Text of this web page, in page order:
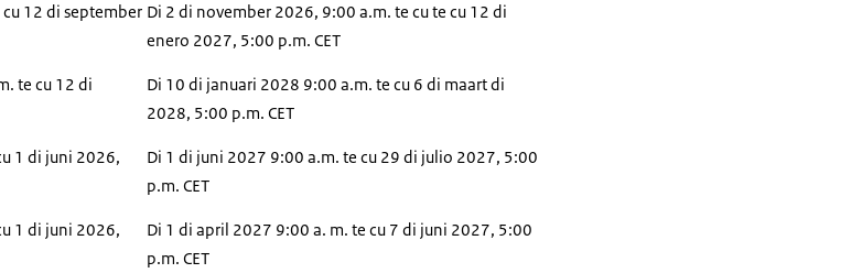
12 di september Di 2 di november 2026, 9:00 a.m. te cu te cu 12 di
enero 2027, 5:00 p.m. CET
te cu 12 di
Di 10 di januari 2028 9:00 a.m. te cu 6 di maart di
2028, 5:00 p.m. CET
1 di juni 2026,
Di 1 di juni 2027 9:00 a.m. te cu 29 di julio 2027, 5:00
p.m. CET
1 di juni 2026,
Di 1 di april 2027 9:00 a. m. te cu 7 di juni 2027, 5:00
p.m. CET